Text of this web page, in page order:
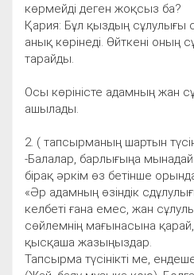
көрмейді деген жоқсыз ба?
Қария: Бұл қыздың сұлулығы
анық көрінеді. Өйткені оның
тарайды.
Осы көріністе адамның жан
ашылады.
2. ( тапсырманың шартын
-Балалар, барлығыңа
бірақ әркім өз бетінше
«Әр адамның өзіндік
келбеті ғана емес, жан
сөйлемнің мағынасына қарай,
қысқаша жазыңыздар.
Тапсырма түсінікті ме,